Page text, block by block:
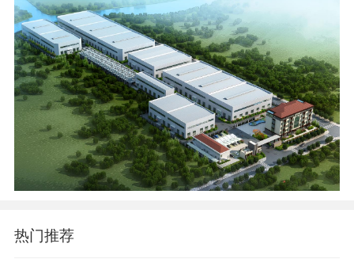
热门推荐